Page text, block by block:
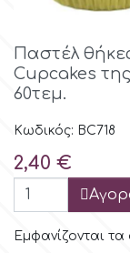
Παστέλ
Cupcakes
60τεμ.
Κωδικός: BC718
Τιμή
2,40 €
Εμφανίζονται